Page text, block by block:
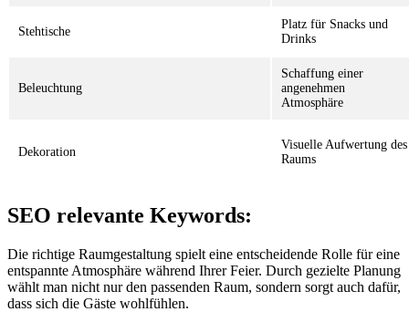
Stehtische
Platz für Snacks und
Drinks
Beleuchtung
Schaffung einer
angenehmen
Atmosphäre
Dekoration
Visuelle Aufwertung des
Raums
SEO relevante Keywords:
Die richtige Raumgestaltung spielt eine entscheidende Rolle für eine
entspannte Atmosphäre während Ihrer Feier. Durch gezielte Planung
wählt man nicht nur den passenden Raum, sondern sorgt auch dafür,
dass sich die Gäste wohlfühlen.